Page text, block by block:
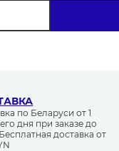
по Беларуси от 1
дня при заказе до
доставка от